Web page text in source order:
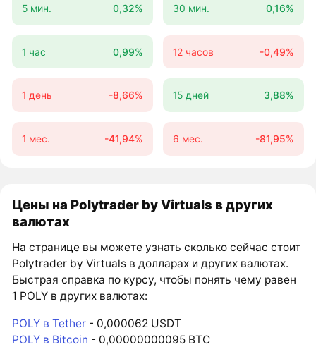
5 мин. 0,32% 30 мин. 0,16%
1 час 0,99% 12 часов -0,49%
1 день -8,66% 15 дней 3,88%
1 мес. -41,94% 6 мес. -81,95%
Цены на Polytrader by Virtuals в других
валютах
На странице вы можете узнать сколько сейчас стоит
Polytrader by Virtuals в долларах и других валютах.
Быстрая справка по курсу, чтобы понять чему равен
1 POLY в других валютах:
POLY в Tether - 0,000062 USDT
POLY в Bitcoin - 0,00000000095 BTC